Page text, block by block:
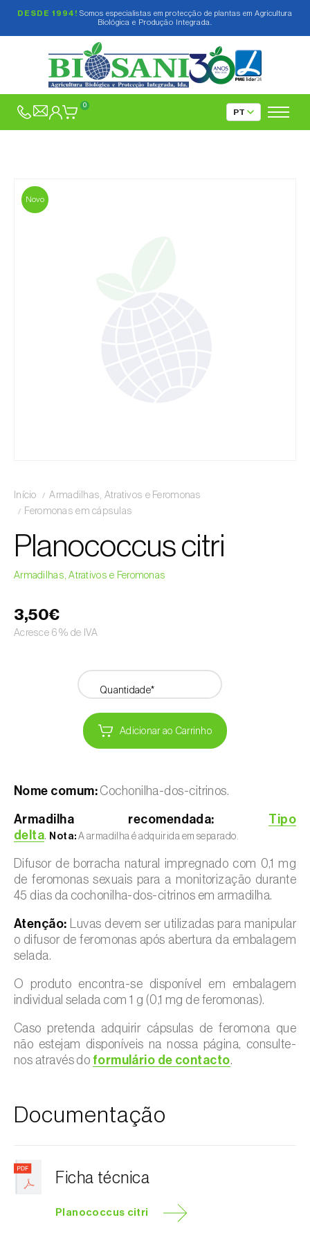
DESDE 1994! Somos especialistas em protecção de plantas em Agricultura
Biológica e Produção Integrada.
0
Novo
Início
Armadilhas, Atrativos e Feromonas
Feromonas em cápsulas
Planococcus citri
Armadilhas, Atrativos e Feromonas
3,50€
Acresce 6% de IVA
Quantidade*
Adicionar ao Carrinho
Nome comum:Cochonilha-dos-citrinos.
Armadilha recomendada:
Tipo
delta. Nota: A armadilha é adquirida em separado.
Difusor de borracha natural impregnado com 0,1 mg
de feromonas sexuais para a monitorização durante
45 dias da cochonilha-dos-citrinos em armadilha.
Atenção: Luvas devem ser utilizadas para manipular
o difusor de feromonas após abertura da embalagem
selada.
O produto encontra-se disponível em embalagem
individual selada com 1 g (0,1 mg de feromonas).
Caso pretenda adquirir cápsulas de feromona que
não estejam disponíveis na nossa página, consulte-
nos através do formulário de contacto.
Documentação
Ficha técnica
Planococcus citri